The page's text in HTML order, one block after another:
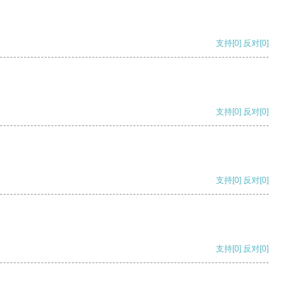
支持[0] 反对[0]
支持[0] 反对[0]
支持[0] 反对[0]
支持[0] 反对[0]